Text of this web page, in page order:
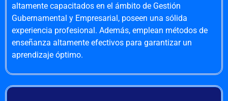
altamente capacitados en el ámbito de Gestión
Gubernamental y Empresarial, poseen una sólida
experiencia profesional. Además, emplean métodos de
enseñanza altamente efectivos para garantizar un
aprendizaje óptimo.